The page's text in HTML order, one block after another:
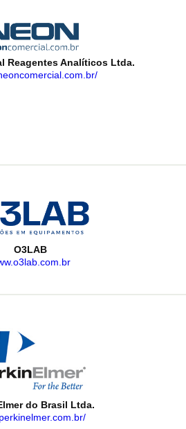
Reagentes Analíticos Ltda.
O3LAB
do Brasil Ltda.